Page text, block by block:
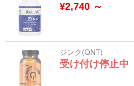
¥2,740 ～
ジンク(QNT)
受け付け停止中